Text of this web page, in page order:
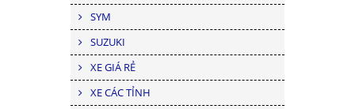
SYM
SUZUKI
XE GIÁ RẺ
XE CÁC TỈNH